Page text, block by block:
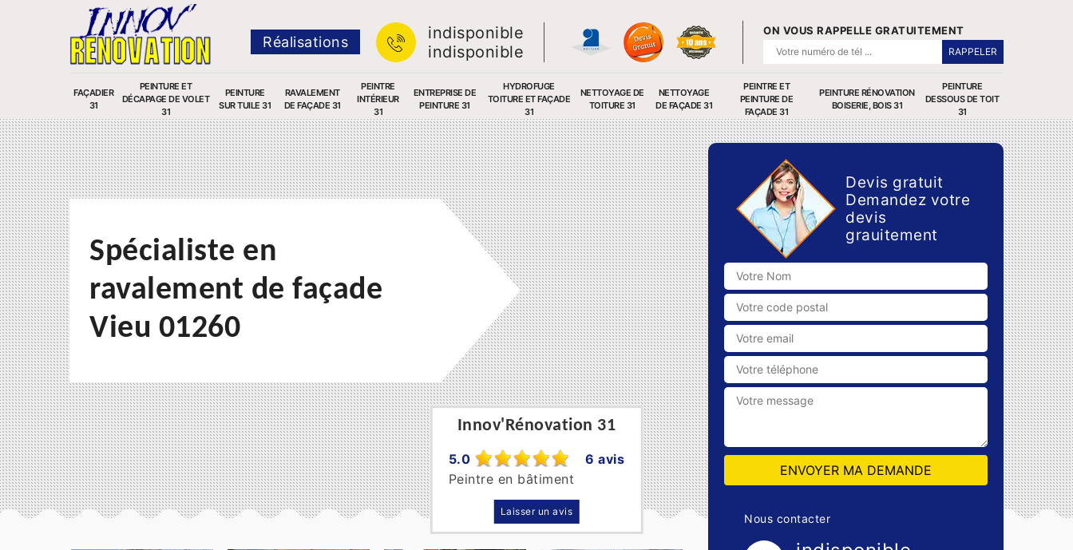
Réalisations
indisponible
indisponible
ON VOUS RAPPELLE GRATUITEMENT
FAÇADIER
31
PEINTURE ET
DÉCAPAGE DE VOLET
31
PEINTURE
SUR TUILE 31
RAVALEMENT
DE FAÇADE 31
PEINTRE
INTÉRIEUR
31
ENTREPRISE DE
PEINTURE 31
HYDROFUGE
TOITURE ET FAÇADE
31
NETTOYAGE DE
TOITURE 31
NETTOYAGE
DE FAÇADE 31
PEINTRE ET
PEINTURE DE
FAÇADE 31
PEINTURE RÉNOVATION
BOISERIE, BOIS 31
PEINTURE
DESSOUS DE TOIT
31
Innov'Rénovation 31
5.0
6 avis
Peintre en bâtiment
Laisser un avis
Spécialiste en
ravalement de façade
Vieu 01260
Devis gratuit
Demandez votre
devis
grauitement
Nous contacter